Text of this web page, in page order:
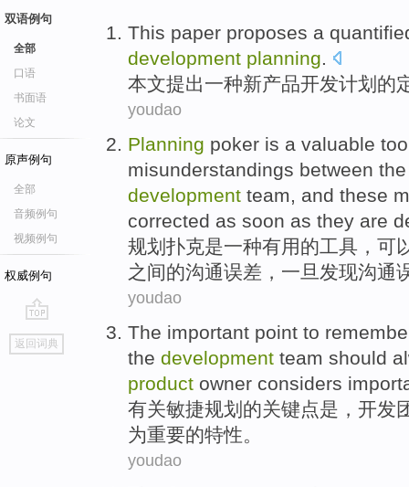
双语例句
全部
口语
书面语
论文
原声例句
全部
音频例句
视频例句
权威例句
go
top
返回词典
This paper proposes a
development planning.
本文提出一种新产品开发计划 的
youdao
Planning poker is a valuable
misunderstandings between the
development team, and these
corrected as soon as they are
规划 扑克是一种有用的工具 ，可
之间的沟通误差， 一旦 发现沟通
youdao
The important point to
the development team should
product owner considers
有关敏捷规划 的关键点是 ， 开发
为重要的特性。
youdao